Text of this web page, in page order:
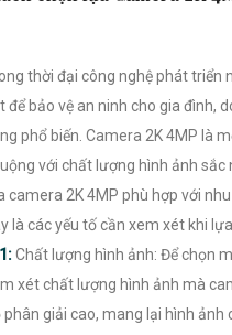
thời đại công nghệ phát triển
để bảo vệ an ninh cho gia đình,
phổ biến. Camera 2K 4MP là
với chất lượng hình ảnh sắc
camera 2K 4MP phù hợp với
là các yếu tố cần xem xét khi
1:Chất lượng hình ảnh: Để chọn
xét chất lượng hình ảnh mà
phân giải cao, mang lại hình